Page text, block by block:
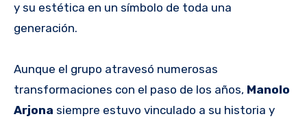
y su estética en un símbolo de toda una
generación.
Aunque el grupo atravesó numerosas
transformaciones con el paso de los años, Manolo
Arjona siempre estuvo vinculado a su historia y